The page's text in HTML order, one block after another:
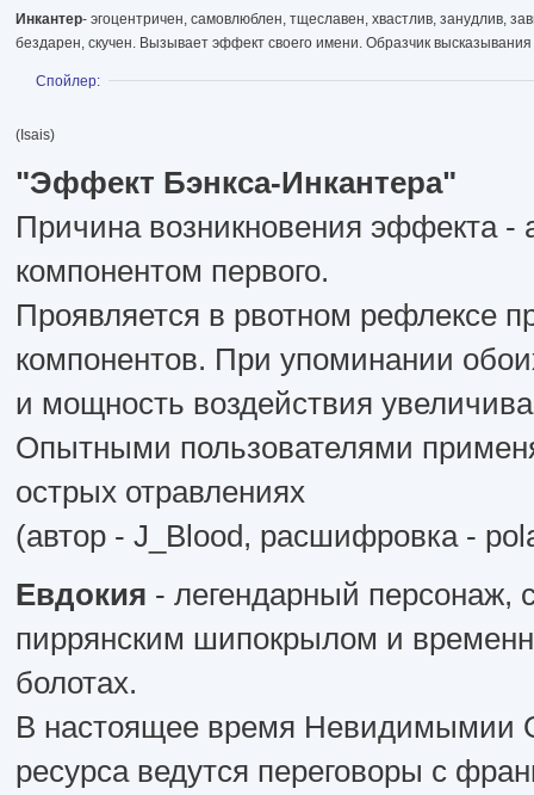
Инкантер- эгоцентричен, самовлюблен, тщеславен, хвастлив, занудлив,
бездарен, скучен. Вызывает эффект своего имени. Образчик
Показать
Спойлер:
(Isais)
"Эффект Бэнкса-Инкантера"
Причина возникновения эффекта -
компонентом первого.
Проявляется в рвотном рефлексе
компонентов. При упоминании
и мощность воздействия
Опытными пользователями
острых отравлениях
(автор - J_Blood, расшифровка -
Евдокия - легендарный персонаж,
пиррянским шипокрылом и
болотах.
В настоящее время Невидимымии
ресурса ведутся переговоры с